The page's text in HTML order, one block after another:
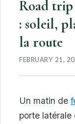
Road
: soleil,
la route
FEBRUARY 21,
Un matin de
porte latérale